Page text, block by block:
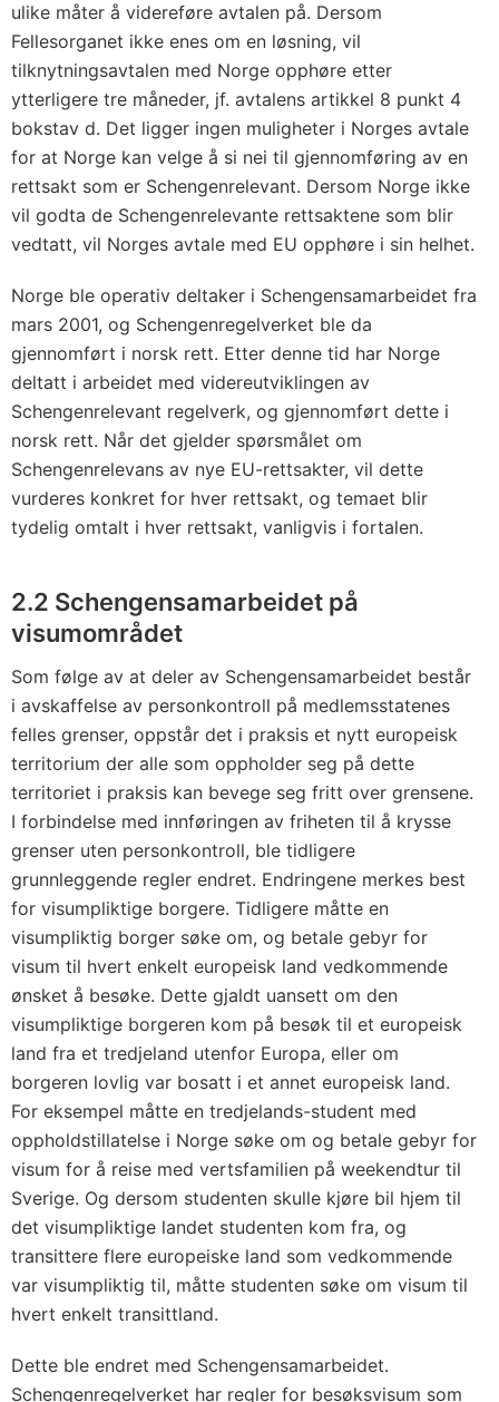
V
I
S
)
m
v
ulike måter å videreføre avtalen på. Dersom
Fellesorganet ikke enes om en løsning, vil
tilknytningsavtalen med Norge opphøre etter
ytterligere tre måneder, jf. avtalens artikkel 8 punkt 4
bokstav d. Det ligger ingen muligheter i Norges avtale
for at Norge kan velge å si nei til gjennomføring av en
rettsakt som er Schengenrelevant. Dersom Norge ikke
vil godta de Schengenrelevante rettsaktene som blir
vedtatt, vil Norges avtale med EU opphøre i sin helhet.
Norge ble operativ deltaker i Schengensamarbeidet fra
mars 2001, og Schengenregelverket ble da
gjennomført i norsk rett. Etter denne tid har Norge
deltatt i arbeidet med videreutviklingen av
Schengenrelevant regelverk, og gjennomført dette i
norsk rett. Når det gjelder spørsmålet om
Schengenrelevans av nye EU-rettsakter, vil dette
vurderes konkret for hver rettsakt, og temaet blir
tydelig omtalt i hver rettsakt, vanligvis i fortalen.
2.2 Schengensamarbeidet på
visumområdet
Som følge av at deler av Schengensamarbeidet består
i avskaffelse av personkontroll på medlemsstatenes
felles grenser, oppstår det i praksis et nytt europeisk
territorium der alle som oppholder seg på dette
territoriet i praksis kan bevege seg fritt over grensene.
I forbindelse med innføringen av friheten til å krysse
grenser uten personkontroll, ble tidligere
grunnleggende regler endret. Endringene merkes best
for visumpliktige borgere. Tidligere måtte en
visumpliktig borger søke om, og betale gebyr for
visum til hvert enkelt europeisk land vedkommende
ønsket å besøke. Dette gjaldt uansett om den
visumpliktige borgeren kom på besøk til et europeisk
land fra et tredjeland utenfor Europa, eller om
borgeren lovlig var bosatt i et annet europeisk land.
For eksempel måtte en tredjelands-student med
oppholdstillatelse i Norge søke om og betale gebyr for
visum for å reise med vertsfamilien på weekendtur til
Sverige. Og dersom studenten skulle kjøre bil hjem til
det visumpliktige landet studenten kom fra, og
transittere flere europeiske land som vedkommende
var visumpliktig til, måtte studenten søke om visum til
hvert enkelt transittland.
Dette ble endret med Schengensamarbeidet.
Schengenregelverket har regler for besøksvisum som